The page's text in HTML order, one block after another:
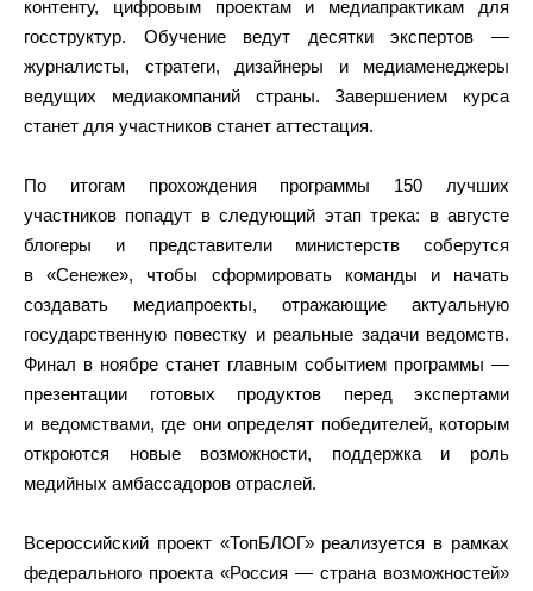
контенту, цифровым проектам и медиапрактикам для
госструктур. Обучение ведут десятки экспертов —
журналисты, стратеги, дизайнеры и медиаменеджеры
ведущих медиакомпаний страны. Завершением курса
станет для участников станет аттестация.
По итогам прохождения программы 150 лучших
участников попадут в следующий этап трека: в августе
блогеры и представители министерств соберутся
в «Сенеже», чтобы сформировать команды и начать
создавать медиапроекты, отражающие актуальную
государственную повестку и реальные задачи ведомств.
Финал в ноябре станет главным событием программы —
презентации готовых продуктов перед экспертами
и ведомствами, где они определят победителей, которым
откроются новые возможности, поддержка и роль
медийных амбассадоров отраслей.
Всероссийский проект «ТопБЛОГ» реализуется в рамках
федерального проекта «Россия — страна возможностей»